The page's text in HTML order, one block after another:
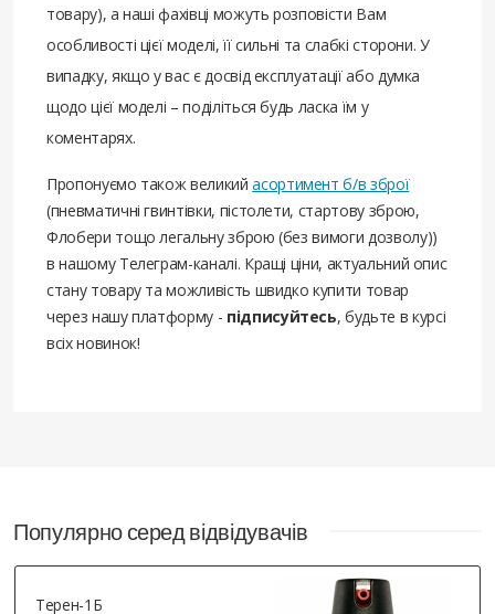
товару), а наші фахівці можуть розповісти Вам
особливості цієї моделі, її сильні та слабкі сторони. У
випадку, якщо у вас є досвід експлуатації або думка
щодо цієї моделі – поділіться будь ласка їм у
коментарях.
Пропонуємо також великийасортимент б/в зброї
(пневматичні гвинтівки, пістолети, стартову зброю,
Флобери тощо легальну зброю (без вимоги дозволу))
в нашому Телеграм-каналі. Кращі ціни, актуальний опис
стану товару та можливість швидко купити товар
через нашу платформу - підписуйтесь, будьте в курсі
всіх новинок!
Популярно серед відвідувачів
Терен-1Б